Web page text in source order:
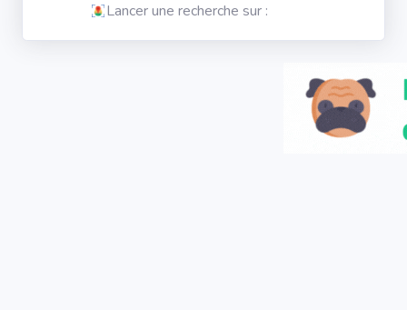
Lancer une recherche sur :